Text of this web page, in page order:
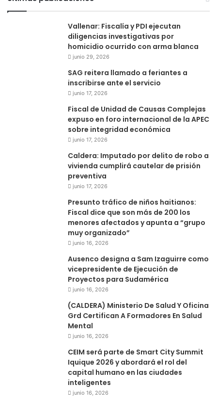
Vallenar: Fiscalía y PDI ejecutan
diligencias investigativas por
homicidio ocurrido con arma blanca
junio 29, 2026
SAG reitera llamado a feriantes a
inscribirse ante el servicio
junio 17, 2026
Fiscal de Unidad de Causas Complejas
expuso en foro internacional de la APEC
sobre integridad económica
junio 17, 2026
Caldera: Imputado por delito de robo a
vivienda cumplirá cautelar de prisión
preventiva
junio 17, 2026
Presunto tráfico de niños haitianos:
Fiscal dice que son más de 200 los
menores afectados y apunta a “grupo
muy organizado”
junio 16, 2026
Ausenco designa a Sam Izaguirre como
vicepresidente de Ejecución de
Proyectos para Sudamérica
junio 16, 2026
(CALDERA) Ministerio De Salud Y Oficina
Grd Certifican A Formadores En Salud
Mental
junio 16, 2026
CEIM será parte de Smart City Summit
Iquique 2026 y abordará el rol del
capital humano en las ciudades
inteligentes
junio 16, 2026